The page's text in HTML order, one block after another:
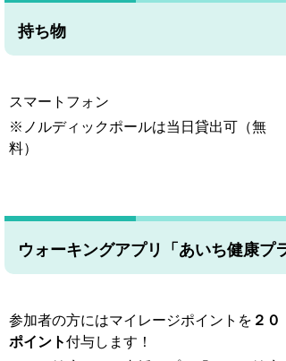
持ち物
スマートフォン
※ノルディックポールは当日貸出可（無
料）
ウォーキングアプリ「あいち健康プ
参加者の方にはマイレージポイントを ２０
ポイント付与します！